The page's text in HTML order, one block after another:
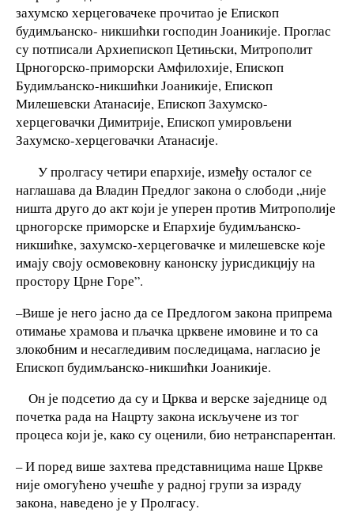
захумско херцеговачеке прочитао је Епископ
будимљанско- никшићки господин Јоаникије. Проглас
су потписали Архиепископ Цетињски, Митрополит
Црногорско-приморски Амфилохије, Епископ
Будимљанско-никшићки Јоаникије, Епископ
Милешевски Атанасије, Епископ Захумско-
херцеговачки Димитрије, Епископ умировљени
Захумско-херцеговачки Атанасије.
У пролгасу четири епархије, између осталог се
наглашава да Владин Предлог закона о слободи „није
ништа друго до акт који је уперен против Митрополије
црногорске приморске и Епархије будимљанско-
никшићке, захумско-херцеговачке и милешевске које
имају своју осмовековну канонску јурисдикцију на
простору Црне Горе”.
–Више је него јасно да се Предлогом закона припрема
отимање храмова и пљачка црквене имовине и то са
злокобним и несагледивим последицама, нагласио је
Епископ будимљанско-никшићки Јоаникије.
Он је подсетио да су и Црква и верске заједнице од
почетка рада на Нацрту закона искључене из тог
процеса који је, како су оценили, био нетранспарентан.
– И поред више захтева представницима наше Цркве
није омогућено учешће у радној групи за израду
закона, наведено је у Пролгасу.